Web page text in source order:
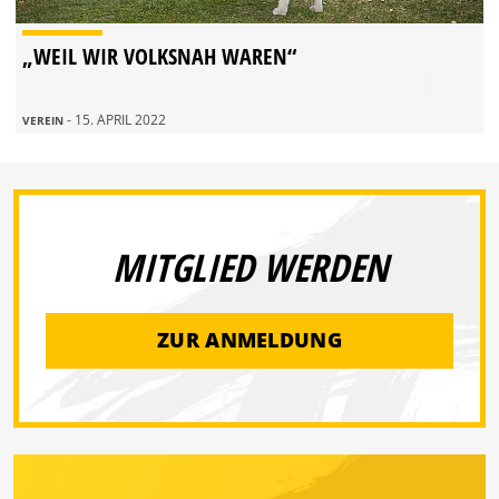
„WEIL WIR VOLKSNAH WAREN“
VEREIN - 15. APRIL 2022
MITGLIED WERDEN
ZUR ANMELDUNG